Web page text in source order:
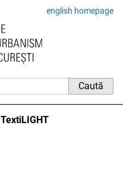
english homepage
TextiLIGHT